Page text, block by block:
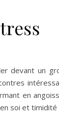
un
en
soi et timidité